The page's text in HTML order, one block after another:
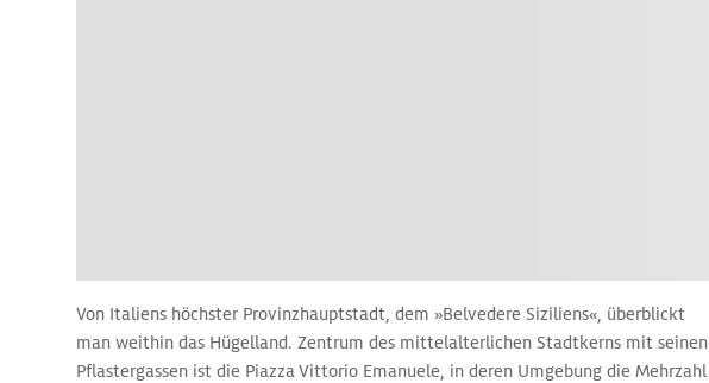
Von Italiens höchster Provinzhauptstadt, dem »Belvedere Siziliens«, überblickt
man weithin das Hügelland. Zentrum des mittelalterlichen Stadtkerns mit seinen
Pflastergassen ist die Piazza Vittorio Emanuele, in deren Umgebung die Mehrzahl